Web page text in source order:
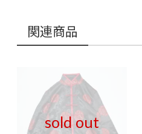
関連商品
sold out